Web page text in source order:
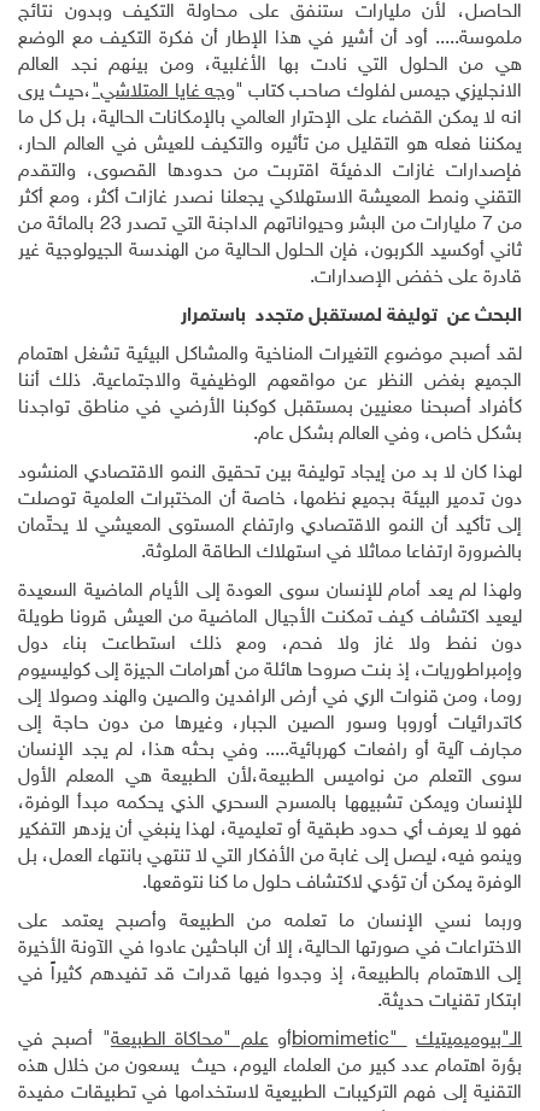
الحاصل، لأن مليارات ستنفق على محاولة التكيف وبدون نتائج
ملموسة..... أود أن أشير في هذا الإطار أن فكرة التكيف مع الوضع
هي من الحلول التي نادت بها الأغلبية، ومن بينهم نجد العالم
الانجليزي جيمس لفلوك صاحب كتاب "وجه غايا المتلاشي"،حيث يرى
انه لا يمكن القضاء على الإحترار العالمي بالإمكانات الحالية، بل كل ما
يمكننا فعله هو التقليل من تأثيره والتكيف للعيش في العالم الحار،
فإصدارات غازات الدفيئة اقتربت من حدودها القصوى، والتقدم
التقني ونمط المعيشة الاستهلاكي يجعلنا نصدر غازات أكثر، ومع أكثر
من 7 مليارات من البشر وحيواناتهم الداجنة التي تصدر 23 بالمائة من
ثاني أوكسيد الكربون، فإن الحلول الحالية من الهندسة الجيولوجية غير
قادرة على خفض الإصدارات.
البحث عن توليفة لمستقبل متجدد باستمرار
لقد أصبح موضوع التغيرات المناخية والمشاكل البيئية تشغل اهتمام
الجميع بغض النظر عن مواقعهم الوظيفية والاجتماعية. ذلك أننا
كأفراد أصبحنا معنيين بمستقبل كوكبنا الأرضي في مناطق تواجدنا
بشكل خاص، وفي العالم بشكل عام.
لهذا كان لا بد من إيجاد توليفة بين تحقيق النمو الاقتصادي المنشود
دون تدمير البيئة بجميع نظمها، خاصة أن المختبرات العلمية توصلت
إلى تأكيد أن النمو الاقتصادي وارتفاع المستوى المعيشي لا يحتّمان
بالضرورة ارتفاعا مماثلا في استهلاك الطاقة الملوثة.
ولهذا لم يعد أمام للإنسان سوى العودة إلى الأيام الماضية السعيدة
ليعيد اكتشاف كيف تمكنت الأجيال الماضية من العيش قرونا طويلة
دون نفط ولا غاز ولا فحم، ومع ذلك استطاعت بناء دول
وإمبراطوريات، إذ بنت صروحا هائلة من أهرامات الجيزة إلى كوليسيوم
روما، ومن قنوات الري في أرض الرافدين والصين والهند وصولا إلى
كاتدرائيات أوروبا وسور الصين الجبار، وغيرها من دون حاجة إلى
مجارف آلية أو رافعات كهربائية..... وفي بحثه هذا، لم يجد الإنسان
سوى التعلم من نواميس الطبيعة،لأن الطبيعة هي المعلم الأول
للإنسان ويمكن تشبيهها بالمسرح السحري الذي يحكمه مبدأ الوفرة،
فهو لا يعرف أي حدود طبقية أو تعليمية، لهذا ينبغي أن يزدهر التفكير
وينمو فيه، ليصل إلى غابة من الأفكار التي لا تنتهي بانتهاء العمل، بل
الوفرة يمكن أن تؤدي لاكتشاف حلول ما كنا نتوقعها.
وربما نسي الإنسان ما تعلمه من الطبيعة وأصبح يعتمد على
الاختراعات في صورتها الحالية، إلا أن الباحثين عادوا في الآونة الأخيرة
إلى الاهتمام بالطبيعة، إذ وجدوا فيها قدرات قد تفيدهم كثيراً في
ابتكار تقنيات حديثة.
الـ"بيوميميتيك biomimetic"أوعلم "محاكاة الطبيعة" أصبح في
بؤرة اهتمام عدد كبير من العلماء اليوم، حيث يسعون من خلال هذه
التقنية إلى فهم التركيبات الطبيعية لاستخدامها في تطبيقات مفيدة